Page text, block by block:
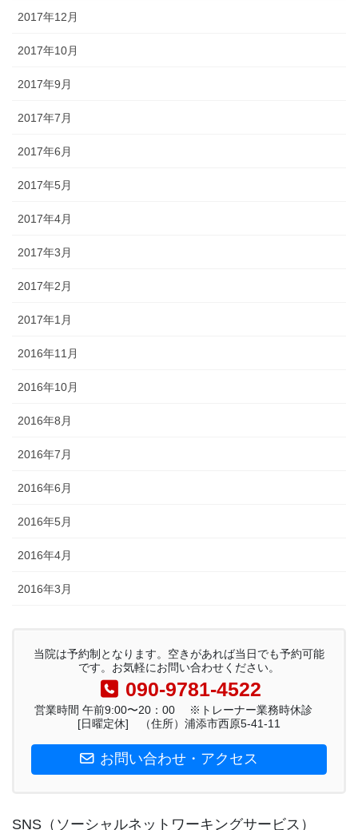
2017年12月
2017年10月
2017年9月
2017年7月
2017年6月
2017年5月
2017年4月
2017年3月
2017年2月
2017年1月
2016年11月
2016年10月
2016年8月
2016年7月
2016年6月
2016年5月
2016年4月
2016年3月
当院は予約制となります。空きがあれば当日でも予約可能
です。お気軽にお問い合わせください。
090-9781-4522
営業時間 午前9:00〜20：00 ※トレーナー業務時休診
[日曜定休] （住所）浦添市西原5-41-11
お問い合わせ・アクセス
SNS（ソーシャルネットワーキングサービス）